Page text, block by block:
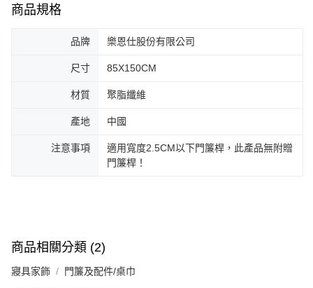
商品規格
品牌 樂恩仕股份有限公司
尺寸 85X150CM
材質 聚脂纖維
產地 中國
注意事項
適用寬度2.5CM以下門簾桿，此產品無附贈
門簾桿！
商品相關分類 (2)
寢具家飾 門簾及配件/桌巾